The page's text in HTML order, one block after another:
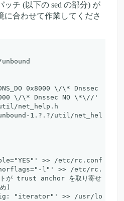
チ (以下の sed の部分) が
に合わせて作業してくださ
0x8000 \/\* Dnssec
\/\* Dnssec NO \*\//'
util/net_help.h
1.?.?/util/net_hel
>> /etc/rc.conf
l"' >> /etc/rc.
が trust anchor を取り寄せ
)
"iterator"' >> /usr/lo